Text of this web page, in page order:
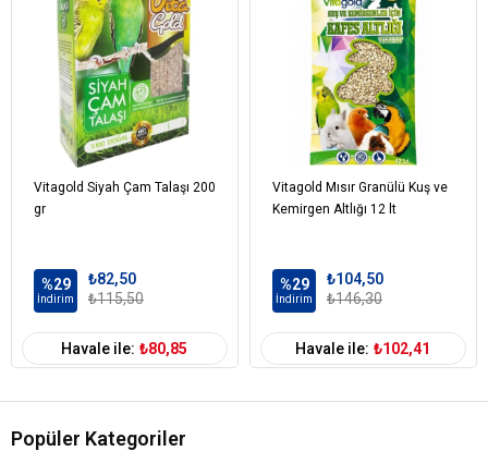
Vitagold Siyah Çam Talaşı 200
gr
%29
İndirim
₺82,50
₺115,50
Havale ile: ₺80,85
Vitagold Mısır Granülü Kuş ve
Kemirgen Altlığı 12 lt
%29
İndirim
₺104,50
₺146,30
Havale ile: ₺102,41
Popüler Kategoriler